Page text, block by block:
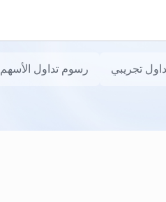
تجريبي رسوم تداول الأسهم